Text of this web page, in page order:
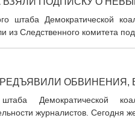
штаба Демократической
из Следственного комитета
ОБВИНЕНИЯ,
Демократической
журналистов. Сегодня